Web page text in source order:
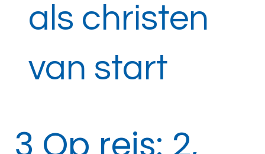
als christen
van start
3 Op reis: 2,